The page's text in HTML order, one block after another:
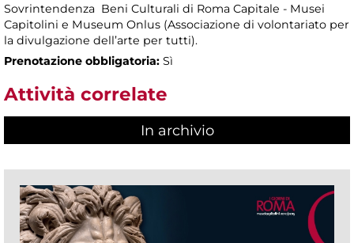
Sovrintendenza Beni Culturali di Roma Capitale - Musei
Capitolini e Museum Onlus (Associazione di volontariato per
la divulgazione dell’arte per tutti).
Prenotazione obbligatoria: Sì
Attività correlate
In archivio